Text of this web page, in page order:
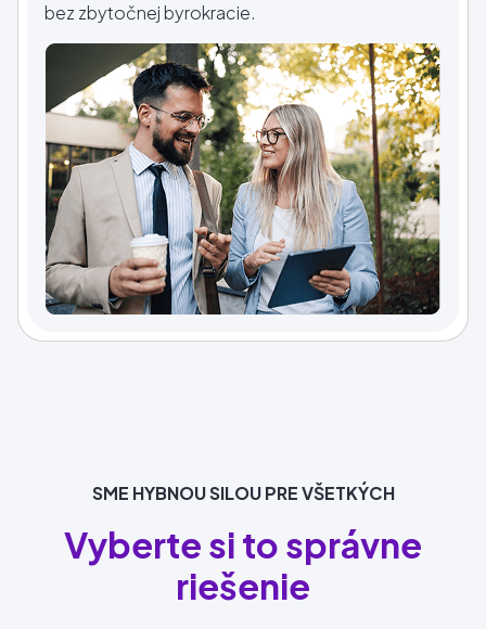
bez zbytočnej byrokracie.
SME HYBNOU SILOU PRE VŠETKÝCH
Vyberte si to správne
riešenie